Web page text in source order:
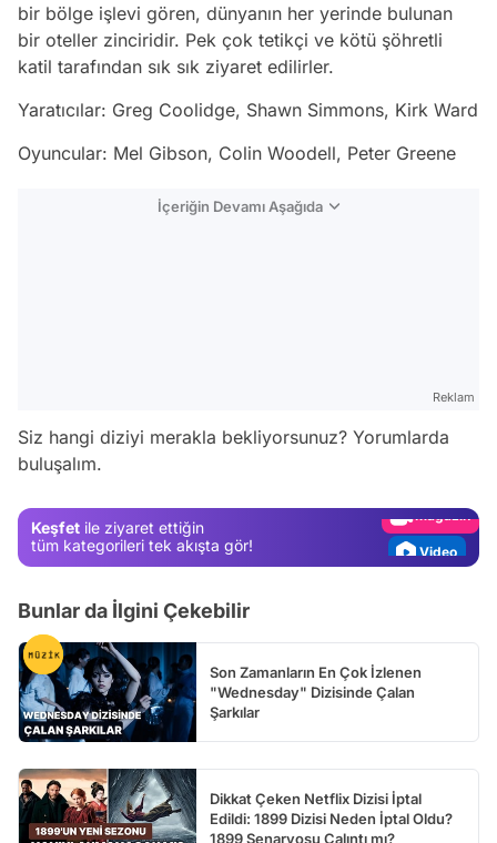
bir bölge işlevi gören, dünyanın her yerinde bulunan
bir oteller zinciridir. Pek çok tetikçi ve kötü şöhretli
katil tarafından sık sık ziyaret edilirler.
Yaratıcılar: Greg Coolidge, Shawn Simmons, Kirk Ward
Oyuncular: Mel Gibson, Colin Woodell, Peter Greene
İçeriğin Devamı Aşağıda
Reklam
Siz hangi diziyi merakla bekliyorsunuz? Yorumlarda
buluşalım.
Keşfet ile ziyaret ettiğin
tüm kategorileri tek akışta gör!
Video
Video
Bunlar da İlgini Çekebilir
Son Zamanların En Çok İzlenen
"Wednesday" Dizisinde Çalan
Şarkılar
Dikkat Çeken Netflix Dizisi İptal
Edildi: 1899 Dizisi Neden İptal Oldu?
1899 Senaryosu Çalıntı mı?